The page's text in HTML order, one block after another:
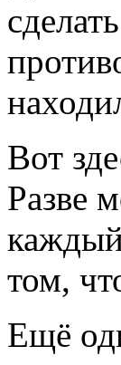
Вот
Разве
том,
Ещё